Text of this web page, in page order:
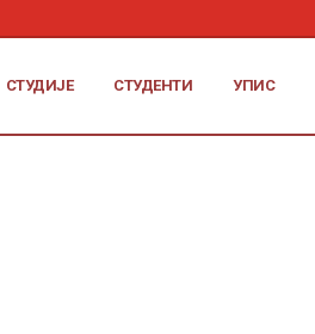
СТУДИЈЕ СТУДЕНТИ УПИС